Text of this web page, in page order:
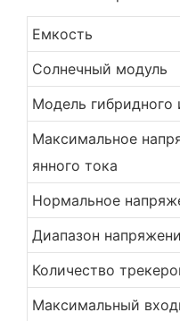
Емкость
Солнечный модуль
Модель гибридного
Максимальное
янного тока
Нормальное
Диапазон
Количество
Максимальный